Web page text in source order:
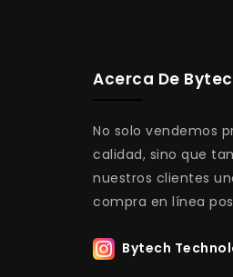
Acerca De
No solo vendemos
calidad, sino que
nuestros clientes
compra en línea
Bytech